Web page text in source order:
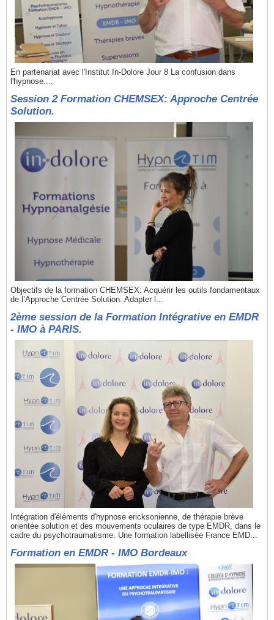
En partenariat avec l'Institut In-Dolore Jour 8 La confusion dans
l'hypnose....
Session 2 Formation CHEMSEX: Approche Centrée
Solution.
Objectifs de la formation CHEMSEX: Acquérir les outils fondamentaux
de l’Approche Centrée Solution. Adapter l...
2ème session de la Formation Intégrative en EMDR
- IMO à PARIS.
Intégration d'éléments d'hypnose ericksonienne, de thérapie brève
orientée solution et des mouvements oculaires de type EMDR, dans le
cadre du psychotraumatisme. Une formation labellisée France EMD...
Formation en EMDR - IMO Bordeaux